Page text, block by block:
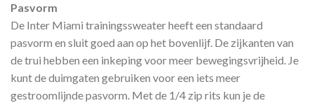
Pasvorm
De Inter Miami trainingssweater heeft een standaard
pasvorm en sluit goed aan op het bovenlijf. De zijkanten van
de trui hebben een inkeping voor meer bewegingsvrijheid. Je
kunt de duimgaten gebruiken voor een iets meer
gestroomlijnde pasvorm. Met de 1/4 zip rits kun je de